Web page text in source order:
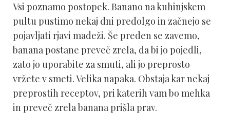
Vsi poznamo postopek. Banano na kuhinjskem
pultu pustimo nekaj dni predolgo in začnejo se
pojavljati rjavi madeži. Še preden se zavemo,
banana postane preveč zrela, da bi jo pojedli,
zato jo uporabite za smuti, ali jo preprosto
vržete v smeti. Velika napaka. Obstaja kar nekaj
preprostih receptov, pri katerih vam bo mehka
in preveč zrela banana prišla prav.